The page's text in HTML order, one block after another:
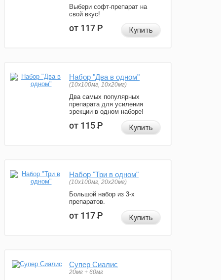
Выбери софт-препарат на
свой вкус!
от 117Р Купить
Набор "Два в одном"
(10x100мг, 10x20мг)
Два самых популярных
препарата для усиления
эрекции в одном наборе!
от 115Р Купить
Набор "Три в одном"
(10x100мг, 20x20мг)
Большой набор из 3-х
препаратов.
от 117Р Купить
Супер Сиалис
20мг + 60мг